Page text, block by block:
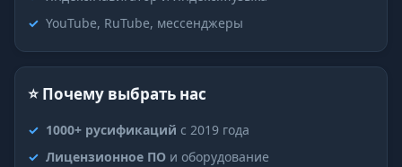
YouTube, RuTube, мессенджеры
⭐ Почему выбрать нас
1000+ русификаций с 2019 года
Лицензионное ПО и оборудование